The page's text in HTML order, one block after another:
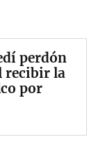
perdón
recibir la
por